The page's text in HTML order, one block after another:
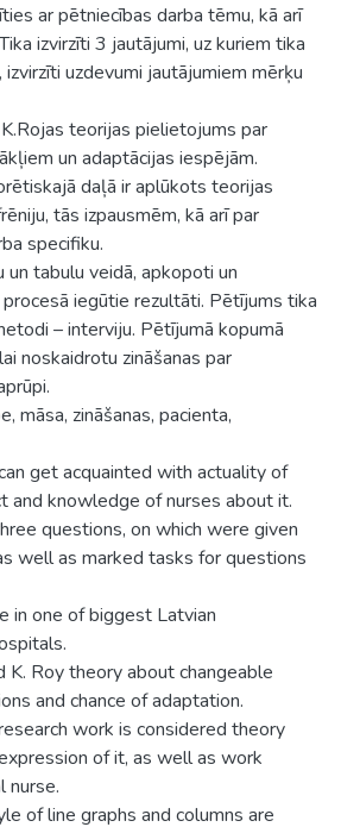
ar pētniecības darba tēmu, kā arī
izvirzīti 3 jautājumi, uz kuriem tika
uzdevumi jautājumiem mērķu
teorijas pielietojums par
un adaptācijas iespējām.
daļā ir aplūkots teorijas
tās izpausmēm, kā arī par
specifiku.
tabulu veidā, apkopoti un
iegūtie rezultāti. Pētījums tika
– interviju. Pētījumā kopumā
noskaidrotu zināšanas par
māsa, zināšanas, pacienta,
get acquainted with actuality of
and knowledge of nurses about it.
questions, on which were given
well as marked tasks for questions
in one of biggest Latvian
K. Roy theory about changeable
and chance of adaptation.
work is considered theory
of it, as well as work
nurse.
of line graphs and columns are